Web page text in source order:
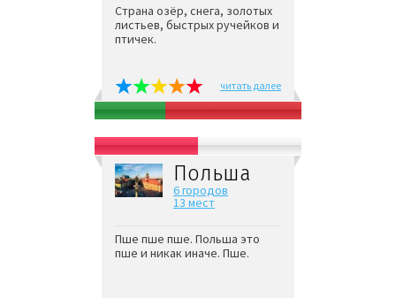
Страна озёр, снега, золотых
листьев, быстрых ручейков и
птичек.
читать далее
Польша
6 городов
13 мест
Пше пше пше. Польша это
пше и никак иначе. Пше.